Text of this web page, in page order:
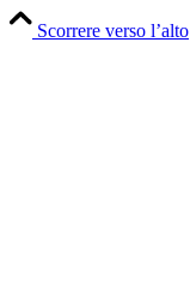
Scorrere verso l’alto